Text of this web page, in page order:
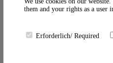
them and your rights as a user
Erforderlich/ Required